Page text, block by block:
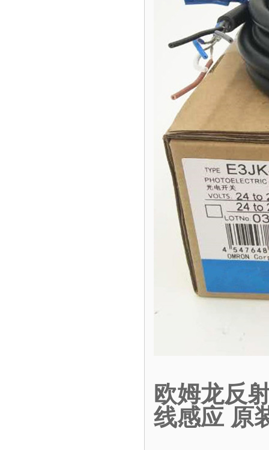
欧姆龙反
线感应 原